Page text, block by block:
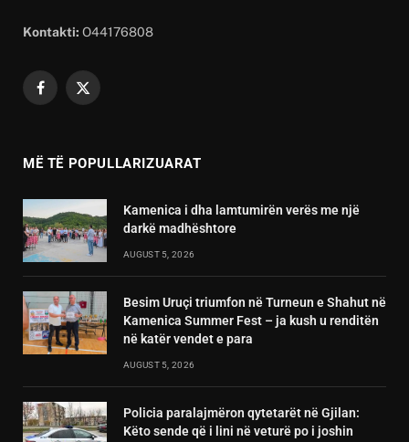
Kontakti: O44176808
Facebook
X
MË TË POPULLARIZUARAT
Kamenica i dha lamtumirën verës me një
darkë madhështore
AUGUST 5, 2026
Besim Uruçi triumfon në Turneun e Shahut në
Kamenica Summer Fest – ja kush u renditën
në katër vendet e para
AUGUST 5, 2026
Policia paralajmëron qytetarët në Gjilan:
Këto sende që i lini në veturë po i joshin